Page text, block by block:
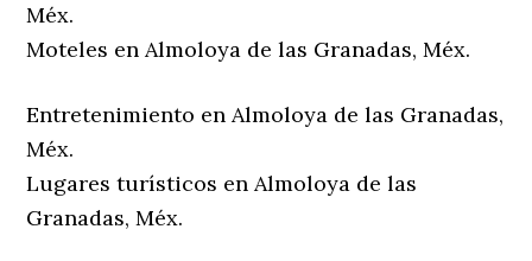
Méx.
Moteles en Almoloya de las Granadas, Méx.
Entretenimiento en Almoloya de las Granadas,
Méx.
Lugares turísticos en Almoloya de las
Granadas, Méx.